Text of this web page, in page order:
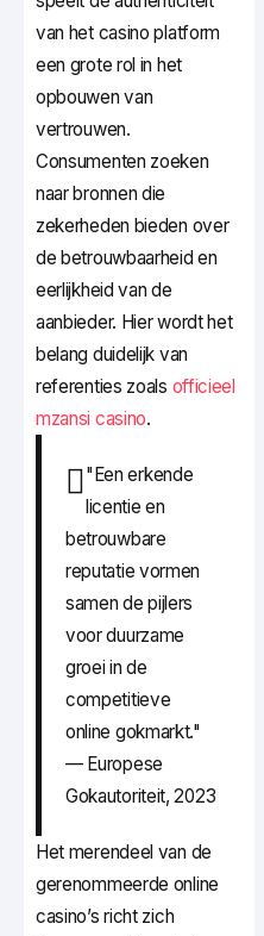
van het casino platform
een grote rol in het
opbouwen van
vertrouwen.
Consumenten zoeken
naar bronnen die
zekerheden bieden over
de betrouwbaarheid en
eerlijkheid van de
aanbieder. Hier wordt het
belang duidelijk van
referenties zoals officieel
mzansi casino.
"Een erkende
licentie en
betrouwbare
reputatie vormen
samen de pijlers
voor duurzame
groei in de
competitieve
online gokmarkt."
— Europese
Gokautoriteit, 2023
Het merendeel van de
gerenommeerde online
casino’s richt zich